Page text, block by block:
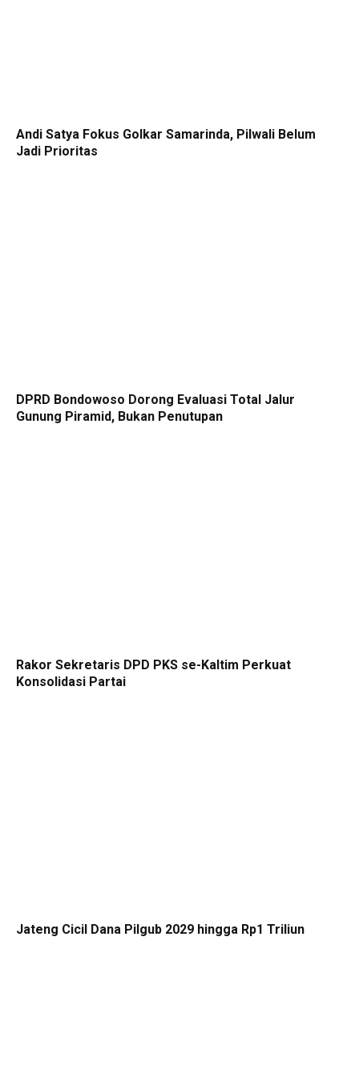
Andi Satya Fokus Golkar Samarinda, Pilwali Belum
Jadi Prioritas
DPRD Bondowoso Dorong Evaluasi Total Jalur
Gunung Piramid, Bukan Penutupan
Rakor Sekretaris DPD PKS se-Kaltim Perkuat
Konsolidasi Partai
Jateng Cicil Dana Pilgub 2029 hingga Rp1 Triliun